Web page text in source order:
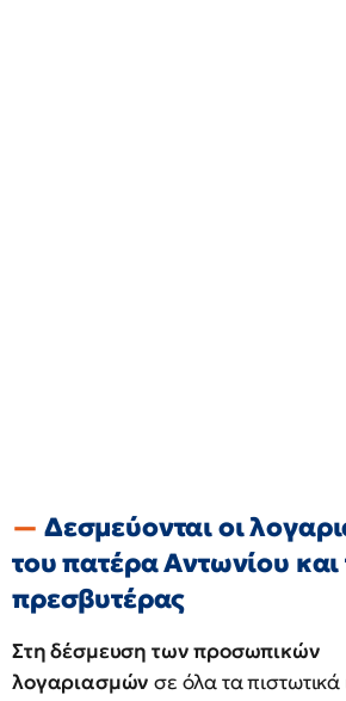
Δεσμεύονται οι
του πατέρα Αντωνίου και
πρεσβυτέρας
Στη δέσμευση των προσωπικών
λογαριασμών σε όλα τα πιστωτικά